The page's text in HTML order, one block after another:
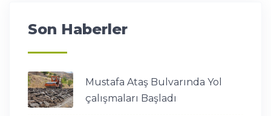
Son Haberler
Mustafa Ataş Bulvarında Yol
çalışmaları Başladı